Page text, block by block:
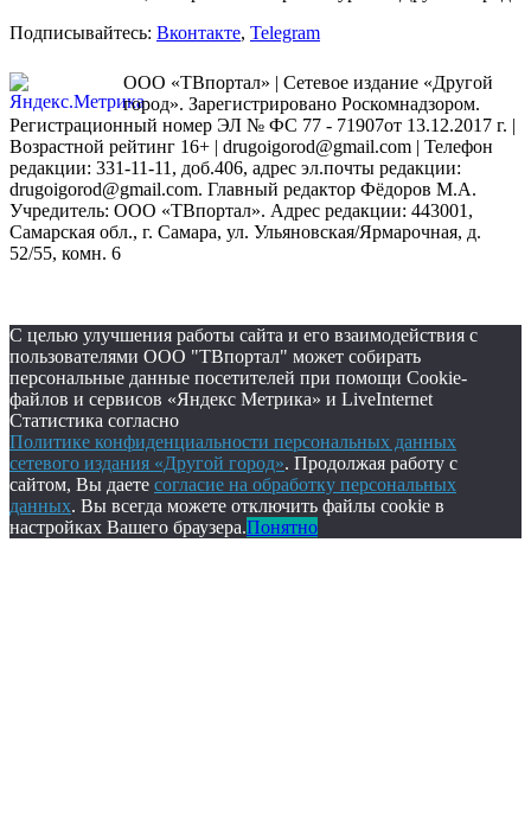
Подписывайтесь: Вконтакте, Telegram
ООО «ТВпортал» | Сетевое издание «Другой
город». Зарегистрировано Роскомнадзором.
Регистрационный номер ЭЛ № ФС 77 - 71907от 13.12.2017 г. |
Возрастной рейтинг 16+ | drugoigorod@gmail.com | Телефон
редакции: 331-11-11, доб.406, адрес эл.почты редакции:
drugoigorod@gmail.com. Главный редактор Фёдоров М.А.
Учредитель: ООО «ТВпортал». Адрес редакции: 443001,
Самарская обл., г. Самара, ул. Ульяновская/Ярмарочная, д.
52/55, комн. 6
С целью улучшения работы сайта и его взаимодействия с
пользователями ООО "ТВпортал" может собирать
персональные данные посетителей при помощи Cookie-
файлов и сервисов «Яндекс Метрика» и LiveInternet
Статистика согласно
Политике конфиденциальности персональных данных
сетевого издания «Другой город». Продолжая работу с
сайтом, Вы даете согласие на обработку персональных
данных. Вы всегда можете отключить файлы cookie в
настройках Вашего браузера.Понятно